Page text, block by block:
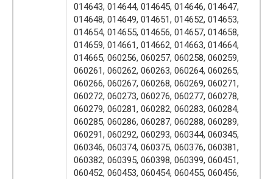
014643, 014644, 014645, 014646, 014647,
014648, 014649, 014651, 014652, 014653,
014654, 014655, 014656, 014657, 014658,
014659, 014661, 014662, 014663, 014664,
014665, 060256, 060257, 060258, 060259,
060261, 060262, 060263, 060264, 060265,
060266, 060267, 060268, 060269, 060271,
060272, 060273, 060276, 060277, 060278,
060279, 060281, 060282, 060283, 060284,
060285, 060286, 060287, 060288, 060289,
060291, 060292, 060293, 060344, 060345,
060346, 060374, 060375, 060376, 060381,
060382, 060395, 060398, 060399, 060451,
060452, 060453, 060454, 060455, 060456,